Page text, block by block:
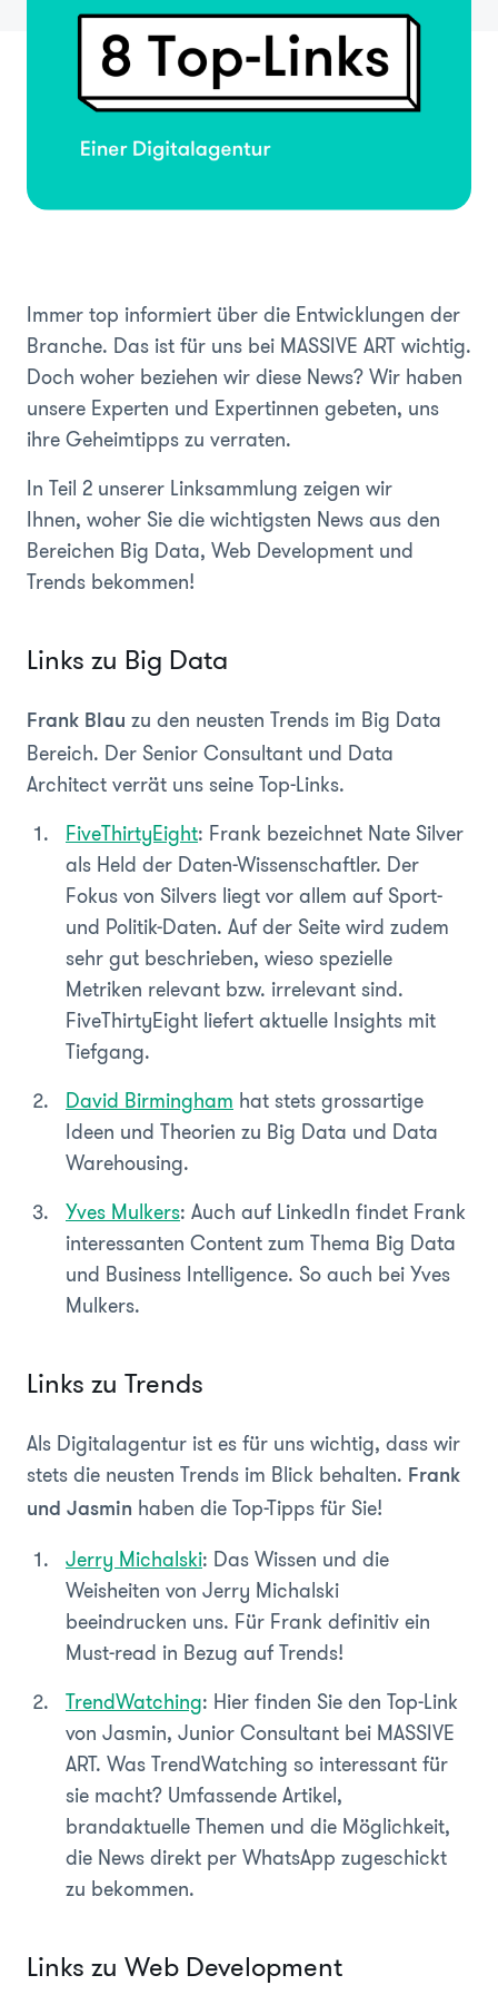
Immer top informiert über die Entwicklungen der
Branche. Das ist für uns bei MASSIVE ART wichtig.
Doch woher beziehen wir diese News? Wir haben
unsere Experten und Expertinnen gebeten, uns
ihre Geheimtipps zu verraten.
In Teil 2 unserer Linksammlung zeigen wir
Ihnen, woher Sie die wichtigsten News aus den
Bereichen Big Data, Web Development und
Trends bekommen!
Links zu Big Data
Frank Blau zu den neusten Trends im Big Data
Bereich. Der Senior Consultant und Data
Architect verrät uns seine Top-Links.
FiveThirtyEight: Frank bezeichnet Nate Silver
als Held der Daten-Wissenschaftler. Der
Fokus von Silvers liegt vor allem auf Sport-
und Politik-Daten. Auf der Seite wird zudem
sehr gut beschrieben, wieso spezielle
Metriken relevant bzw. irrelevant sind.
FiveThirtyEight liefert aktuelle Insights mit
Tiefgang.
David Birmingham hat stets grossartige
Ideen und Theorien zu Big Data und Data
Warehousing.
Yves Mulkers: Auch auf LinkedIn findet Frank
interessanten Content zum Thema Big Data
und Business Intelligence. So auch bei Yves
Mulkers.
Links zu Trends
Als Digitalagentur ist es für uns wichtig, dass wir
stets die neusten Trends im Blick behalten. Frank
und Jasmin haben die Top-Tipps für Sie!
Jerry Michalski: Das Wissen und die
Weisheiten von Jerry Michalski
beeindrucken uns. Für Frank definitiv ein
Must-read in Bezug auf Trends!
TrendWatching: Hier finden Sie den Top-Link
von Jasmin, Junior Consultant bei MASSIVE
ART. Was TrendWatching so interessant für
sie macht? Umfassende Artikel,
brandaktuelle Themen und die Möglichkeit,
die News direkt per WhatsApp zugeschickt
zu bekommen.
Links zu Web Development